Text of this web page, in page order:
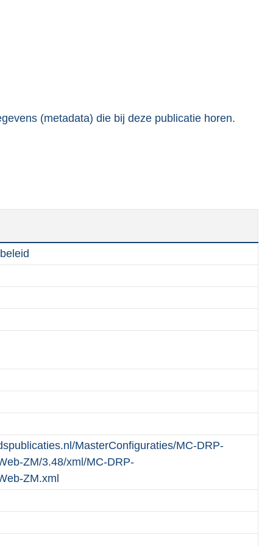
K
(metadata) die bij deze publicatie horen.
MasterConfiguraties/MC-DRP-
ZM/3.48/xml/MC-DRP-
ZM.xml